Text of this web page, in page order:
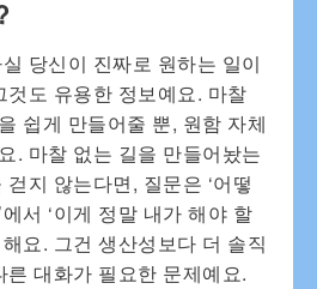
당신이 진짜로 원하는 일이
것도 유용한 정보예요. 마찰
쉽게 만들어줄 뿐, 원함 자체
. 마찰 없는 길을 만들어놨는
지 않는다면, 질문은 ‘어떻
서 ‘이게 정말 내가 해야 할
요. 그건 생산성보다 더 솔직
대화가 필요한 문제예요.